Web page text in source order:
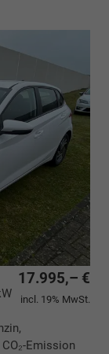
17.995,– €
incl. 19% MwSt.
Emission